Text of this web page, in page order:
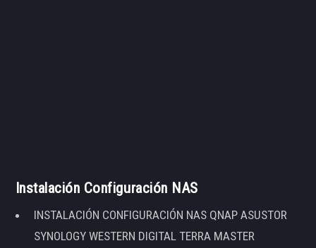
Instalación Configuración NAS
INSTALACIÓN CONFIGURACIÓN NAS QNAP ASUSTOR
SYNOLOGY WESTERN DIGITAL TERRA MASTER